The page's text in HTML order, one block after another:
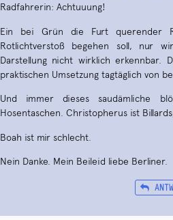
Radfahrerin: Achtuuung!
Ein bei Grün die Furt querender
Rotlichtverstoß begehen soll, nur
Darstellung nicht wirklich
praktischen Umsetzung tagtäglich von
Und immer dieses saudämliche
Hosentaschen. Christopherus ist
Boah ist mir schlecht.
Nein Danke. Mein Beileid liebe Berliner.